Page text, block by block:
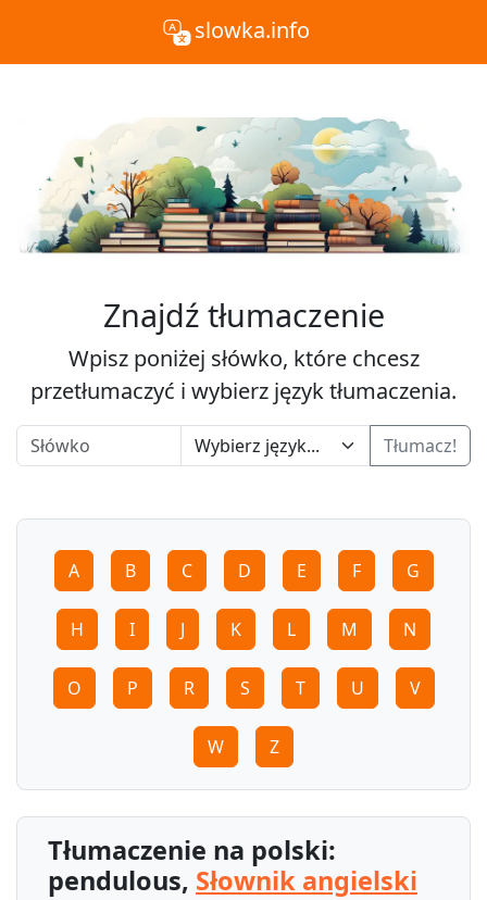
slowka.info
Znajdź tłumaczenie
Wpisz poniżej słówko, które chcesz
przetłumaczyć i wybierz język tłumaczenia.
Tłumacz!
A B C D E F G
H I J K L M N
O P R S T U V
W Z
Tłumaczenie na polski:
pendulous, Słownik angielski